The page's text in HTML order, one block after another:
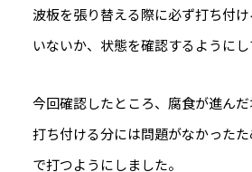
波板を張り替える際に必ず打ち付
いないか、状態を確認するようにし
今回確認したところ、腐食が進ん
打ち付ける分には問題がなかった
で打つようにしました。